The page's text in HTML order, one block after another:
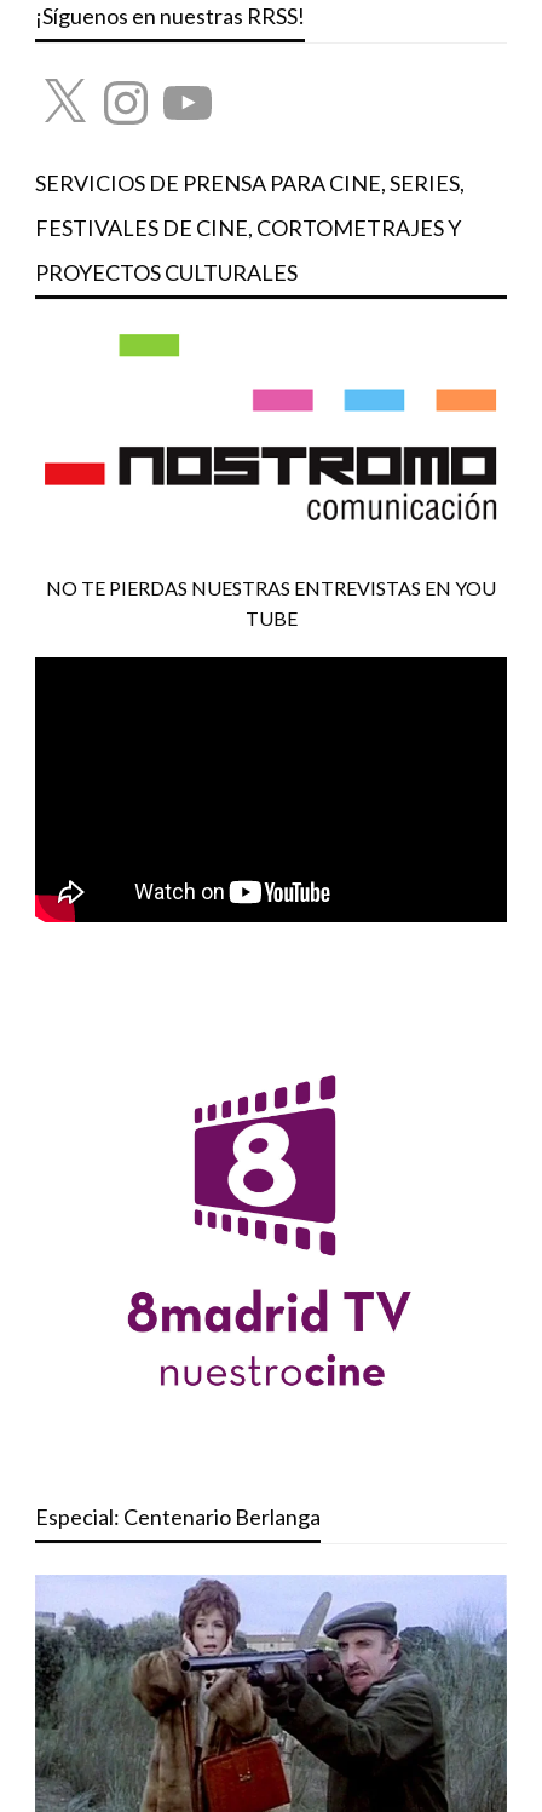
¡Síguenos en nuestras RRSS!
X InstagramYouTube
SERVICIOS DE PRENSA PARA CINE, SERIES,
FESTIVALES DE CINE, CORTOMETRAJES Y
PROYECTOS CULTURALES
NO TE PIERDAS NUESTRAS ENTREVISTAS EN YOU
TUBE
Especial: Centenario Berlanga